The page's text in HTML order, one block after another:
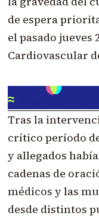
de espera
el pasado
Cardiovascular
Tras la
crítico período
y allegados
cadenas de
médicos y las
desde distintos